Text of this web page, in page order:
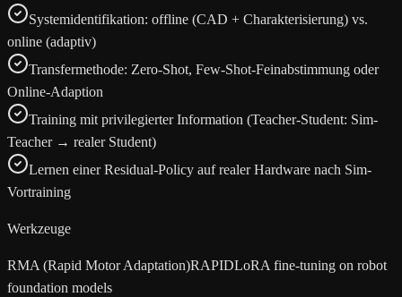
Systemidentifikation: offline (CAD + Charakterisierung) vs.
online (adaptiv)
Transfermethode: Zero-Shot, Few-Shot-Feinabstimmung oder
Online-Adaption
Training mit privilegierter Information (Teacher-Student: Sim-
Teacher → realer Student)
Lernen einer Residual-Policy auf realer Hardware nach Sim-
Vortraining
Werkzeuge
RMA (Rapid Motor Adaptation)RAPIDLoRA fine-tuning on robot
foundation models